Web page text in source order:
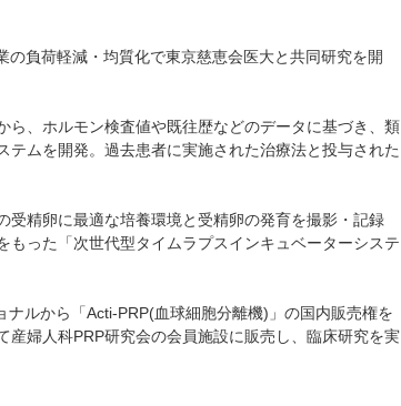
負荷軽減・均質化で東京慈恵会医大と共同研究を開
、ホルモン検査値や既往歴などのデータに基づき、類
ムを開発。過去患者に実施された治療法と投与された
精卵に最適な培養環境と受精卵の発育を撮影・記録
もった「次世代型タイムラプスインキュベーターシステ
ルから「Acti-PRP(血球細胞分離機)」の国内販売権を
婦人科PRP研究会の会員施設に販売し、臨床研究を実